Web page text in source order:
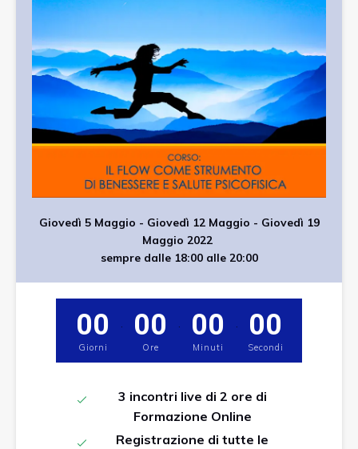
Giovedì 5 Maggio - Giovedì 12Maggio - Giovedì 19
Maggio 2022
sempre dalle 18:00 alle 20:00
00
Giorni
. 00
Ore
. 00
Minuti
. 00
Secondi
3 incontri live di 2 ore di
Formazione Online
Registrazione di tutte le